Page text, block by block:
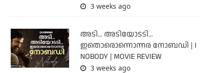
3 weeks ago
അടി... അടിയോടടി...
ഇതൊരൊന്നൊന്നര നോബഡി | I
NOBODY | MOVIE REVIEW
3 weeks ago